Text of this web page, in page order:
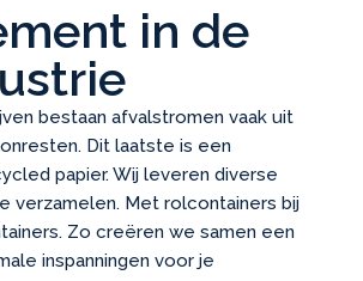
in de
bestaan afvalstromen vaak uit
Dit laatste is een
papier. Wij leveren diverse
verzamelen. Met rolcontainers bij
Zo creëren we samen een
inspanningen voor je